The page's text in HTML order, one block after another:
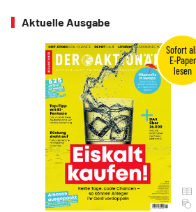
Aktuelle Ausgabe